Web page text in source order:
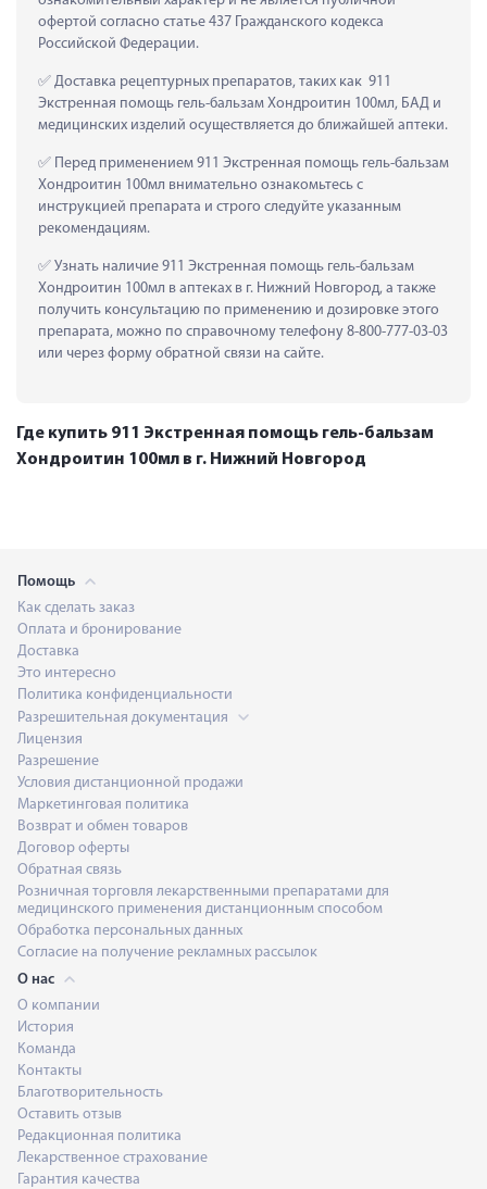
офертой согласно статье 437 Гражданского кодекса
Российской Федерации.
Доставка рецептурных препаратов, таких как  911
Экстренная помощь гель-бальзам Хондроитин 100мл, БАД и
медицинских изделий осуществляется до ближайшей аптеки.
Перед применением 911 Экстренная помощь гель-бальзам
Хондроитин 100мл внимательно ознакомьтесь с
инструкцией препарата и строго следуйте указанным
рекомендациям.
Узнать наличие 911 Экстренная помощь гель-бальзам
Хондроитин 100мл в аптеках в г. Нижний Новгород, а также
получить консультацию по применению и дозировке этого
препарата, можно по справочному телефону 8-800-777-03-03
или через форму обратной связи на сайте.
Где купить 911 Экстренная помощь гель-бальзам
Хондроитин 100мл в г. Нижний Новгород
Помощь
Как сделать заказ
Оплата и бронирование
Доставка
Это интересно
Политика конфиденциальности
Разрешительная документация
Лицензия
Разрешение
Условия дистанционной продажи
Маркетинговая политика
Возврат и обмен товаров
Договор оферты
Обратная связь
Розничная торговля лекарственными препаратами для
медицинского применения дистанционным способом
Обработка персональных данных
Согласие на получение рекламных рассылок
О нас
О компании
История
Команда
Контакты
Благотворительность
Оставить отзыв
Редакционная политика
Лекарственное страхование
Гарантия качества